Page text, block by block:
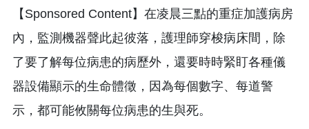
【Sponsored Content】在凌晨三點的重症加護病房
內，監測機器聲此起彼落，護理師穿梭病床間，除
了要了解每位病患的病歷外，還要時時緊盯各種儀
器設備顯示的生命體徵，因為每個數字、每道警
示，都可能攸關每位病患的生與死。